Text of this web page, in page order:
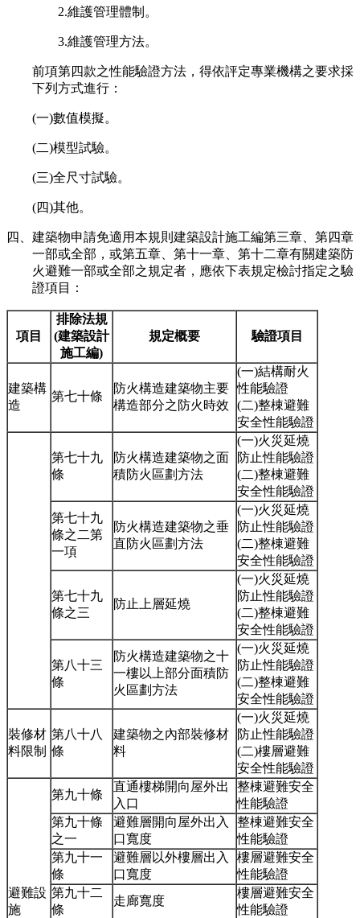
2.維護管理體制。
3.維護管理方法。
前項第四款之性能驗證方法，得依評定專業機構之要求採
下列方式進行：
(一)數值模擬。
(二)模型試驗。
(三)全尺寸試驗。
(四)其他。
四、建築物申請免適用本規則建築設計施工編第三章、第四章
一部或全部，或第五章、第十一章、第十二章有關建築防
火避難一部或全部之規定者，應依下表規定檢討指定之驗
證項目：
項目
排除法規
(建築設計
施工編)
規定概要 驗證項目
建築構
造
第七十條
防火構造建築物主要
構造部分之防火時效
(一)結構耐火
性能驗證
(二)整棟避難
安全性能驗證
第七十九
條
防火構造建築物之面
積防火區劃方法
(一)火災延燒
防止性能驗證
(二)整棟避難
安全性能驗證
第七十九
條之二第
一項
防火構造建築物之垂
直防火區劃方法
(一)火災延燒
防止性能驗證
(二)整棟避難
安全性能驗證
第七十九
條之三
防止上層延燒
(一)火災延燒
防止性能驗證
(二)整棟避難
安全性能驗證
第八十三
條
防火構造建築物之十
一樓以上部分面積防
火區劃方法
(一)火災延燒
防止性能驗證
(二)整棟避難
安全性能驗證
裝修材
料限制
第八十八
條
建築物之內部裝修材
料
(一)火災延燒
防止性能驗證
(二)樓層避難
安全性能驗證
避難設
施
第九十條
直通樓梯開向屋外出
入口
整棟避難安全
性能驗證
第九十條
之一
避難層開向屋外出入
口寬度
整棟避難安全
性能驗證
第九十一
條
避難層以外樓層出入
口寬度
樓層避難安全
性能驗證
第九十二
條
走廊寬度
樓層避難安全
性能驗證